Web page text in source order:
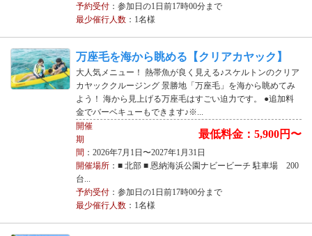
予約受付：参加日の1日前17時00分まで
最少催行人数：1名様
万座毛を海から眺める【クリアカヤック】
大人気メニュー！ 熱帯魚が良く見える♪スケルトンのクリア
カヤッククルージング 景勝地「万座毛」を海から眺めてみ
よう！ 海から見上げる万座毛はすごい迫力です。 ●追加料
金でバーベキューもできます♪※...
最低料金：5,900円〜
開催
期
間 ：2026年7月1日〜2027年1月31日
開催場所：■ 北部 ■ 恩納海浜公園ナビービーチ 駐車場 200
台...
予約受付：参加日の1日前17時00分まで
最少催行人数：1名様